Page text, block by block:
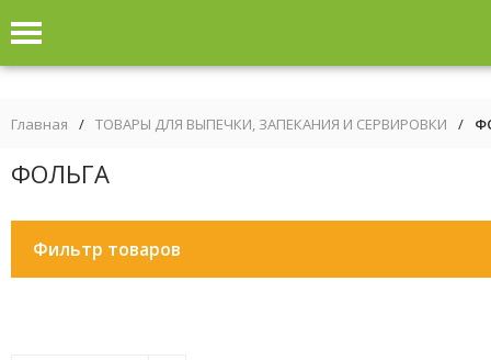
Главная / ТОВАРЫ ДЛЯ ВЫПЕЧКИ, ЗАПЕКАНИЯ И СЕРВИРОВКИ /
ФОЛЬГА
Фильтр товаров